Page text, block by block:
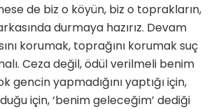
de biz o köyün, biz o toprakların,
durmaya hazırız. Devam
korumak, toprağını korumak suç
Ceza değil, ödül verilmeli benim
gencin yapmadığını yaptığı için,
için, ‘benim geleceğim’ dediği